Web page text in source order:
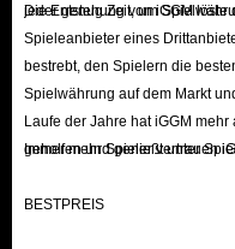
jeder genug Zeit, um
Die Entstehung von iGGM
Spieleanbieter eines
bestrebt, den Spielern die
Spielwährung auf dem Markt
Laufe der Jahre hat iGGM
geholfen und genießt unter
Immer mehr Spieler vertrauen
BESTPREIS